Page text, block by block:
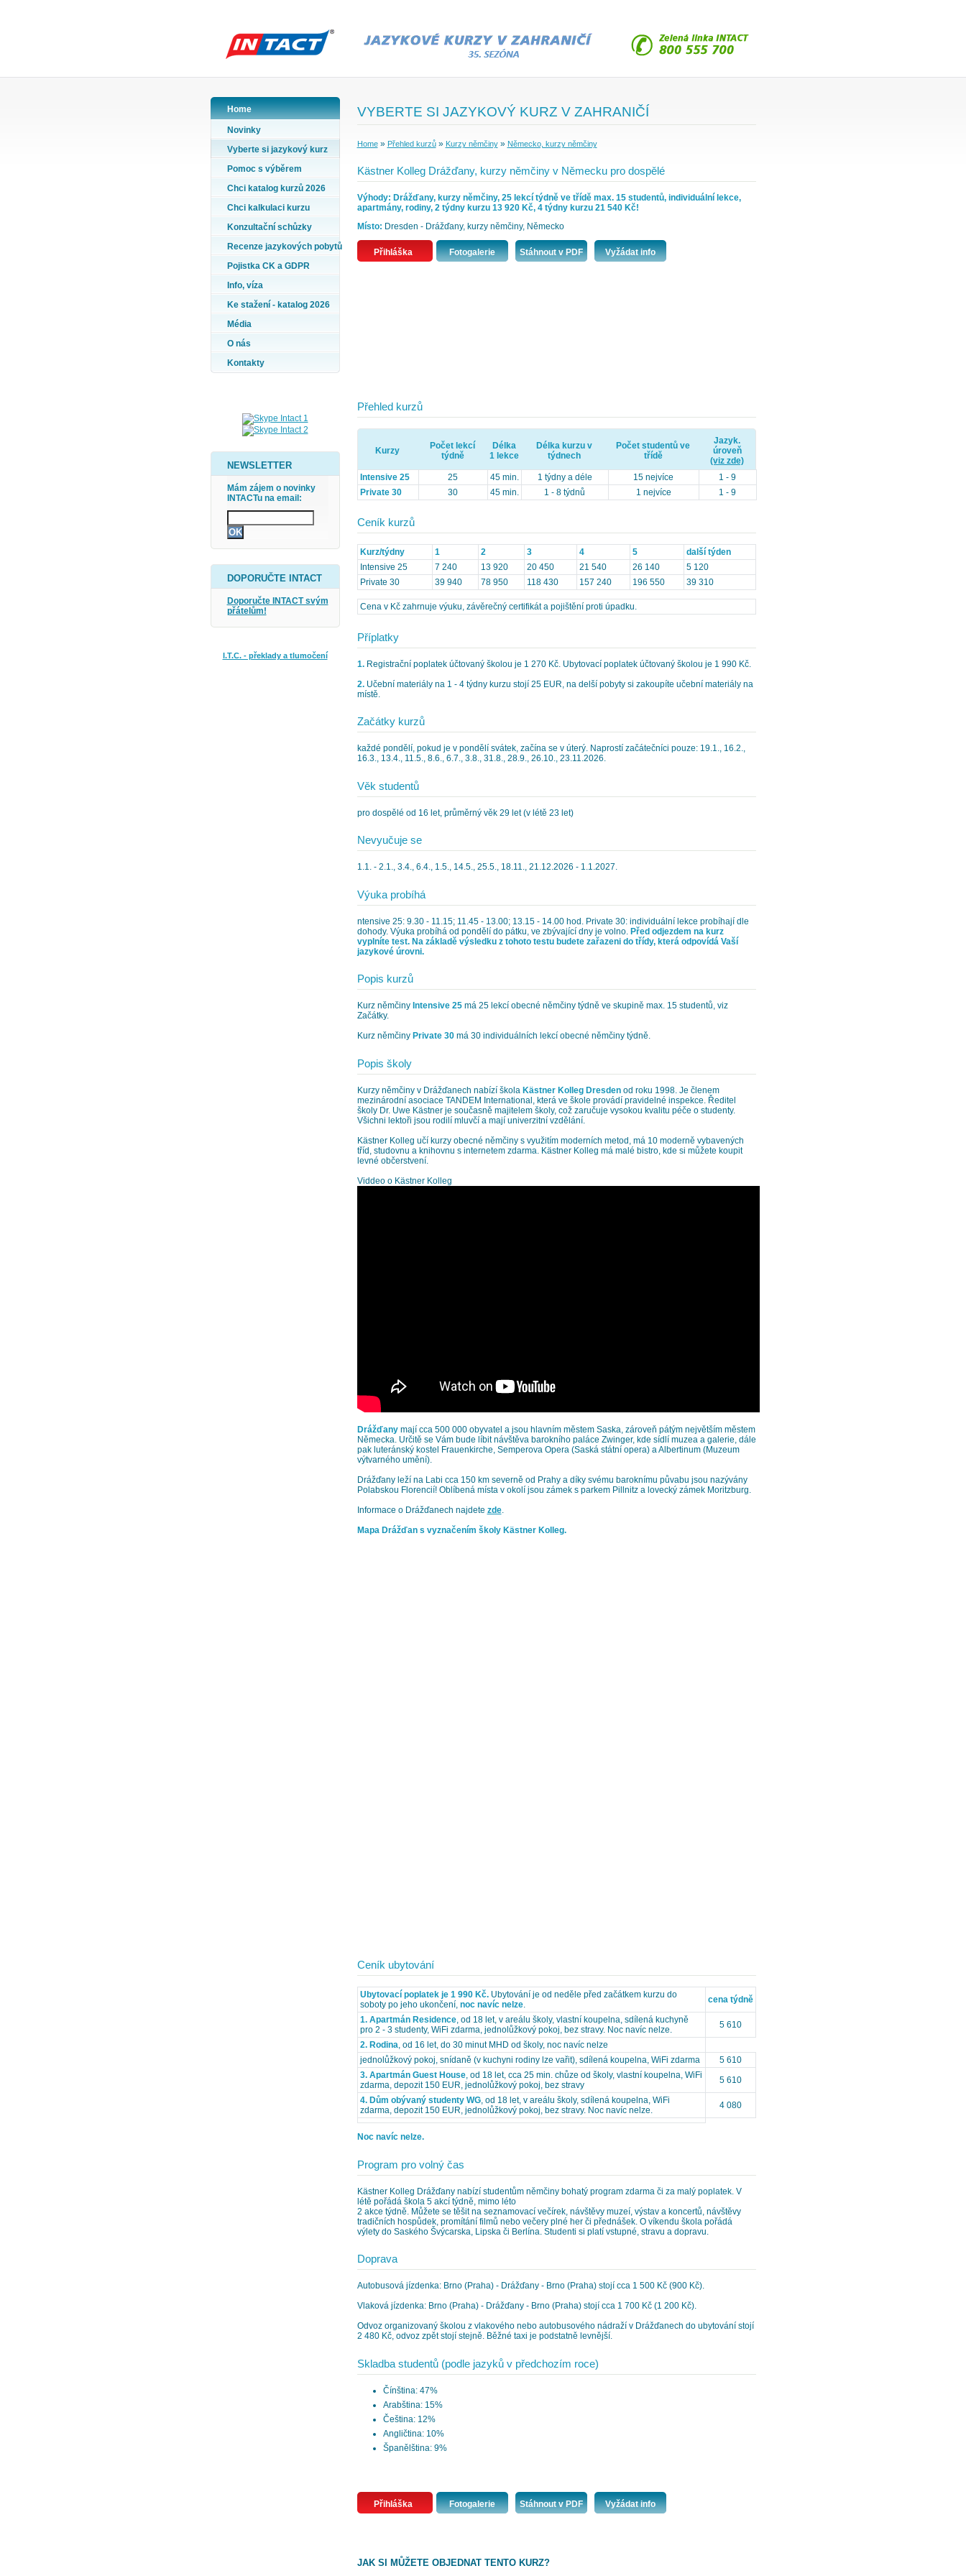
Home
Novinky
Vyberte si jazykový kurz
Pomoc s výběrem
Chci katalog kurzů 2026
Chci kalkulaci kurzu
Konzultační schůzky
Recenze jazykových pobytů
Pojistka CK a GDPR
Info, víza
Ke stažení - katalog 2026
Média
O nás
Kontakty
NEWSLETTER
Mám zájem o novinky
INTACTu na email:
DOPORUČTE INTACT
Doporučte INTACT svým
přátelům!
I.T.C. - překlady a tlumočení
VYBERTE SI JAZYKOVÝ KURZ V ZAHRANIČÍ
Home» Přehled kurzů» Kurzy němčiny» Německo, kurzy němčiny
Kästner Kolleg Drážďany, kurzy němčiny v Německu pro dospělé
Výhody: Drážďany, kurzy němčiny, 25 lekcí týdně ve třídě max. 15 studentů, individuální lekce,
apartmány, rodiny, 2 týdny kurzu 13 920 Kč, 4 týdny kurzu 21 540 Kč!
Místo: Dresden - Drážďany, kurzy němčiny, Německo
Přihláška Fotogalerie Stáhnout v PDF Vyžádat info
Přehled kurzů
Kurzy
Počet lekcí
týdně
Délka
1 lekce
Délka kurzu v
týdnech
Počet studentů ve
třídě
Jazyk.
úroveň
(viz zde)
Intensive 25
25 45 min. 1 týdny a déle 15 nejvíce
1 - 9
Private 30
30 45 min. 1 - 8 týdnů 1 nejvíce 1 - 9
Ceník kurzů
Kurz/týdny 1 2 3 4 5
další týden
Intensive 25
7 240 13 920 20 450 21 540 26 140
5 120
Private 30
39 940 78 950 118 430 157 240 196 550 39 310
Cena v Kč zahrnuje výuku, závěrečný certifikát a pojištění proti úpadku.
Příplatky
1.Registrační poplatek účtovaný školou je 1 270 Kč. Ubytovací poplatek účtovaný školou je 1 990 Kč.
2.Učební materiály na 1 - 4 týdny kurzu stojí 25 EUR, na delší pobyty si zakoupíte učební materiály na
místě.
Začátky kurzů
každé pondělí, pokud je v pondělí svátek, začína se v úterý. Naprostí začátečníci pouze: 19.1., 16.2.,
16.3., 13.4., 11.5., 8.6., 6.7., 3.8., 31.8., 28.9., 26.10., 23.11.2026.
Věk studentů
pro dospělé od 16 let, průměrný věk 29 let (v létě 23 let)
Nevyučuje se
1.1. - 2.1., 3.4., 6.4., 1.5., 14.5., 25.5., 18.11., 21.12.2026 - 1.1.2027.
Výuka probíhá
ntensive 25: 9.30 - 11.15; 11.45 - 13.00; 13.15 - 14.00 hod. Private 30: individuální lekce probíhají dle
dohody. Výuka probíhá od pondělí do pátku, ve zbývající dny je volno. Před odjezdem na kurz
vyplníte test. Na základě výsledku z tohoto testu budete zařazeni do třídy, která odpovídá Vaší
jazykové úrovni.
Popis kurzů
Kurz němčiny Intensive 25má 25 lekcí obecné němčiny týdně ve skupině max. 15 studentů, viz
Začátky.
Kurz němčiny Private 30má 30 individuálních lekcí obecné němčiny týdně.
Popis školy
Kurzy němčiny v Drážďanech nabízí škola Kästner Kolleg Dresden od roku 1998. Je členem
mezinárodní asociace TANDEM International, která ve škole provádí pravidelné inspekce. Ředitel
školy Dr. Uwe Kästner je současně majitelem školy, což zaručuje vysokou kvalitu péče o studenty.
Všichni lektoři jsou rodilí mluvčí a mají univerzitní vzdělání.
Kästner Kolleg učí kurzy obecné němčiny s využitím moderních metod, má 10 moderně vybavených
tříd, studovnu a knihovnu s internetem zdarma. Kästner Kolleg má malé bistro, kde si můžete koupit
levné občerstvení.
Viddeo o Kästner Kolleg
Drážďanymají cca 500 000 obyvatel a jsou hlavním městem Saska, zároveň pátým největším městem
Německa. Určitě se Vám bude líbit návštěva barokního paláce Zwinger, kde sídlí muzea a galerie, dále
pak luteránský kostel Frauenkirche, Semperova Opera (Saská státní opera) a Albertinum (Muzeum
výtvarného umění).
Drážďany leží na Labi cca 150 km severně od Prahy a díky svému baroknímu půvabu jsou nazývány
Polabskou Florencií! Oblíbená místa v okolí jsou zámek s parkem Pillnitz a lovecký zámek Moritzburg.
Informace o Drážďanech najdete zde.
Mapa Drážďan s vyznačením školy Kästner Kolleg.
Ceník ubytování
Ubytovací poplatek je 1 990 Kč.Ubytování je od neděle před začátkem kurzu do
soboty po jeho ukončení, noc navíc nelze.
cena týdně
1. Apartmán Residence, od 18 let, v areálu školy, vlastní koupelna, sdílená kuchyně
pro 2 - 3 studenty, WiFi zdarma, jednolůžkový pokoj, bez stravy. Noc navíc nelze.
5 610
2. Rodina, od 16 let, do 30 minut MHD od školy, noc navíc nelze
jednolůžkový pokoj, snídaně (v kuchyni rodiny lze vařit), sdílená koupelna, WiFi zdarma
5 610
3. Apartmán Guest House, od 18 let, cca 25 min. chůze od školy, vlastní koupelna, WiFi
zdarma, depozit 150 EUR, jednolůžkový pokoj, bez stravy
5 610
4. Dům obývaný studenty WG, od 18 let, v areálu školy, sdílená koupelna, WiFi
zdarma, depozit 150 EUR, jednolůžkový pokoj, bez stravy. Noc navíc nelze.
4 080
Noc navíc nelze.
Program pro volný čas
Kästner Kolleg Drážďany nabízí studentům němčiny bohatý program zdarma či za malý poplatek. V
létě pořádá škola 5 akcí týdně, mimo léto
2 akce týdně. Můžete se těšit na seznamovací večírek, návštěvy muzeí, výstav a koncertů, návštěvy
tradičních hospůdek, promítání filmů nebo večery plné her či přednášek. O víkendu škola pořádá
výlety do Saského Švýcarska, Lipska či Berlína. Studenti si platí vstupné, stravu a dopravu.
Doprava
Autobusová jízdenka: Brno (Praha) - Drážďany - Brno (Praha) stojí cca 1 500 Kč (900 Kč).
Vlaková jízdenka: Brno (Praha) - Drážďany - Brno (Praha) stojí cca 1 700 Kč (1 200 Kč).
Odvoz organizovaný školou z vlakového nebo autobusového nádraží v Drážďanech do ubytování stojí
2 480 Kč, odvoz zpět stojí stejně. Běžné taxi je podstatně levnější.
Skladba studentů (podle jazyků v předchozím roce)
Čínština: 47%
Arabština: 15%
Čeština: 12%
Angličtina: 10%
Španělština: 9%
Přihláška Fotogalerie Stáhnout v PDF Vyžádat info
JAK SI MŮŽETE OBJEDNAT TENTO KURZ?